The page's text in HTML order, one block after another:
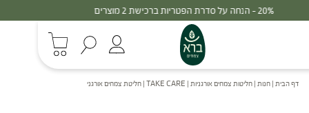
30% - הנחה על סדרת הפטריות ברכישת 3 מוצרים
דף הבית | חנות | חליטות צמחים אורגניות | TAKE CARE | חליטת צמחים אורגני